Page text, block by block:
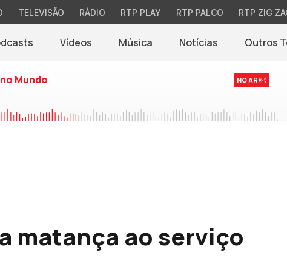
TELEVISÃO RÁDIO RTP PLAY RTP PALCO RTP ZIG
Vídeos Música Notícias(abre em nova
Outros
Mundo NO AR
matança ao serviço